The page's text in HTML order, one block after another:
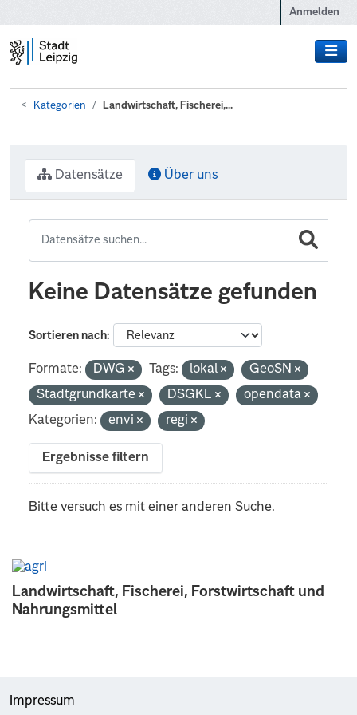
Anmelden
Kategorien Landwirtschaft, Fischerei,...
Landwirtschaft, Fischerei, Forstwirtschaft und
Nahrungsmittel
Datensätze Über uns
Keine Datensätze gefunden
Sortieren nach
Formate: DWG Tags: lokal
GeoSN
Stadtgrundkarte
DSGKL
opendata
Kategorien:
envi regi
Ergebnisse filtern
Bitte versuch es mit einer anderen Suche.
Impressum